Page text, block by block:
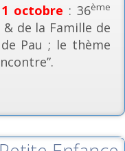
octobre : 36ème
de la Famille de
Pau ; le thème